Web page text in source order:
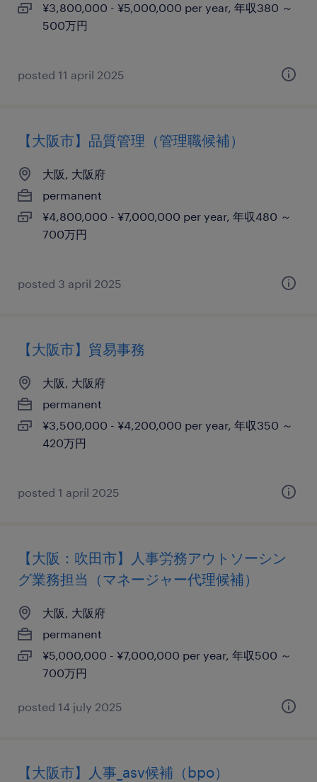
¥3,800,000 - ¥5,000,000 per year, 年収380 ～
500万円
posted 11 april 2025
【大阪市】品質管理（管理職候補）
大阪, 大阪府
permanent
¥4,800,000 - ¥7,000,000 per year, 年収480 ～
700万円
posted 3 april 2025
【大阪市】貿易事務
大阪, 大阪府
permanent
¥3,500,000 - ¥4,200,000 per year, 年収350 ～
420万円
posted 1 april 2025
【大阪：吹田市】人事労務アウトソーシン
グ業務担当（マネージャー代理候補）
大阪, 大阪府
permanent
¥5,000,000 - ¥7,000,000 per year, 年収500 ～
700万円
posted 14 july 2025
【大阪市】人事_asv候補（bpo）